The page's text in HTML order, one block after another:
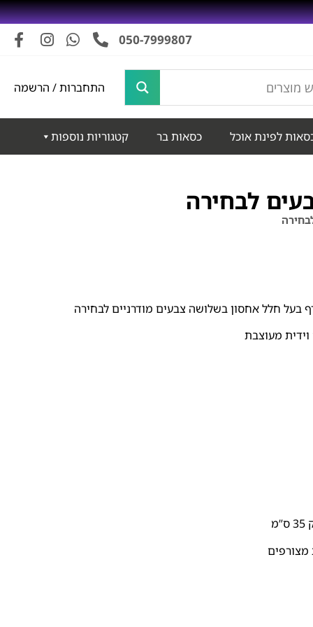
050-7999807
התחברות / הרשמה
לפינת אוכל כסאות בר קטגוריות נוספות
לבחירה
בעל חלל אחסון בשלושה צבעים מודרניים לבחירה
מעוצבת
מצורפים